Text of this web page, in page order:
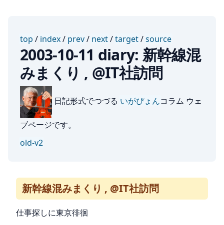
top / index/ prev/ next/target/source
2003-10-11 diary: 新幹線混
みまくり , @IT社訪問
日記形式でつづる いがぴょんコラム ウェ
ブページです。
old-v2
新幹線混みまくり , @IT社訪問
仕事探しに東京徘徊